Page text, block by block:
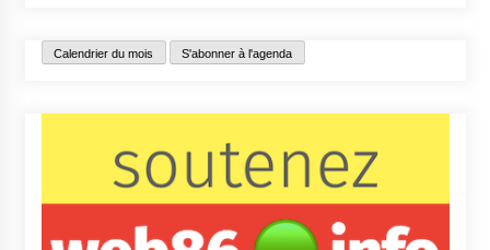
Calendrier du mois S'abonner à l'agenda